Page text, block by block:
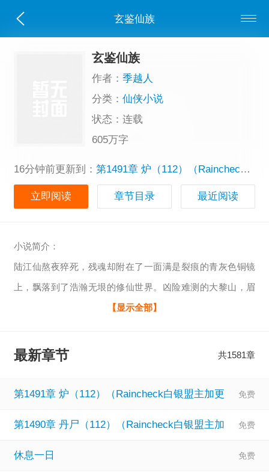
玄鉴仙族
玄鉴仙族
作者：季越人
分类：仙侠小说
状态：连载
605万字
16分钟前更新到： 第1491章 炉（112）（Raincheck白银盟主加更
立即阅读 章节目录 最近阅读
小说简介：
陆江仙熬夜猝死，残魂却附在了一面满是裂痕的青灰色铜镜
上，飘落到了浩瀚无垠的修仙世界。凶险难测的大黎山，眉
尺河旁小小的村落，一个小家族拾到了这枚镜子，于是传仙
田，无系统，群像文)
【显示全部】
最新章节 共1581章
第1491章 炉（112）（Raincheck白银盟主加更
第1490章 丹尸（112）（Raincheck白银盟主加
休息一日